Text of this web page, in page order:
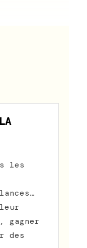
les
gagner
des